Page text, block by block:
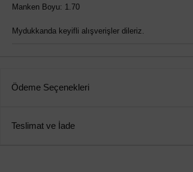
Manken Boyu: 1.70
Mydukkanda keyifli alışverişler dileriz.
Ödeme Seçenekleri
Teslimat ve İade